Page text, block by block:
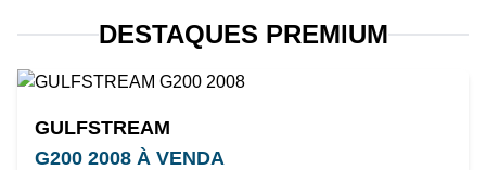
DESTAQUES PREMIUM
GULFSTREAM
G200 2008 À VENDA